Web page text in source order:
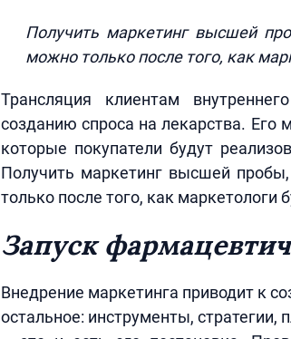
Получить маркетинг высшей
можно только после того, как
Трансляция клиентам
созданию спроса на лекарства. Его
которые покупатели будут
Получить маркетинг высшей
только после того, как маркетологи
Запуск
Внедрение маркетинга приводит к
остальное: инструменты,